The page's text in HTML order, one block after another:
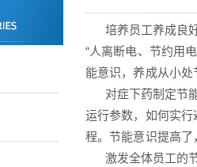
培养员工养成良好
“人离断电、节约用
能意识，养成从小
对症下药制定节能
运行参数，如何实
程。节能意识提高
激发全体员工的节